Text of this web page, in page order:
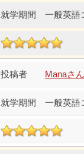
一般英語
Manaさ
一般英語